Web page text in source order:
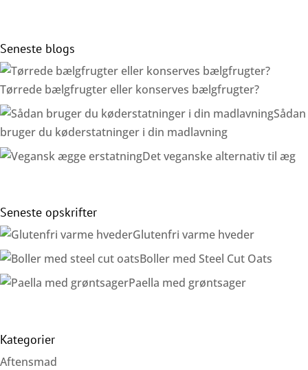
Seneste blogs
Tørrede bælgfrugter eller konserves bælgfrugter?
Sådan
bruger du køderstatninger i din madlavning
Det veganske alternativ til æg
Seneste opskrifter
Glutenfri varme hveder
Boller med Steel Cut Oats
Paella med grøntsager
Kategorier
Aftensmad